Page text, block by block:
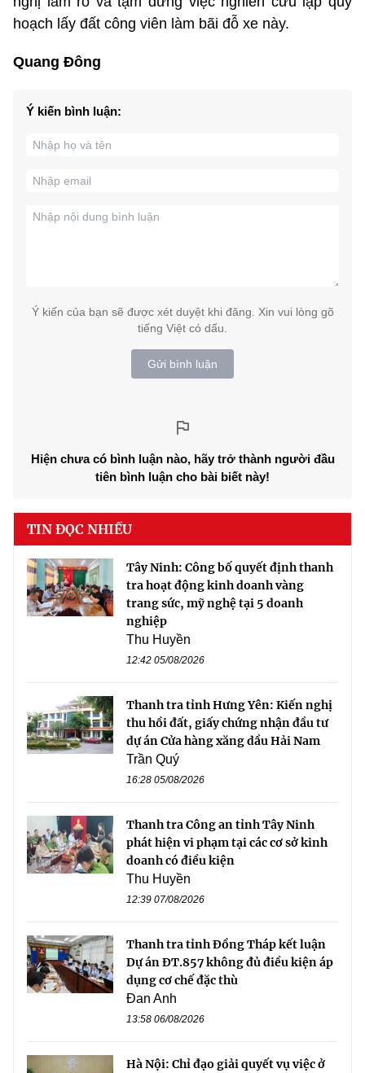
hoạch lấy đất công viên làm bãi đỗ xe này.
Quang Đông
Ý kiến bình luận:
Ý kiến của bạn sẽ được xét duyệt khi đăng. Xin vui lòng gõ
tiếng Việt có dấu.
Gửi bình luận
Hiện chưa có bình luận nào, hãy trở thành người đầu
tiên bình luận cho bài biết này!
TIN ĐỌC NHIỀU
Tây Ninh: Công bố quyết định thanh
tra hoạt động kinh doanh vàng
trang sức, mỹ nghệ tại 5 doanh
nghiệp
Thu Huyền
12:42 05/08/2026
Thanh tra tỉnh Hưng Yên: Kiến nghị
thu hồi đất, giấy chứng nhận đầu tư
dự án Cửa hàng xăng dầu Hải Nam
Trần Quý
16:28 05/08/2026
Thanh tra Công an tỉnh Tây Ninh
phát hiện vi phạm tại các cơ sở kinh
doanh có điều kiện
Thu Huyền
12:39 07/08/2026
Thanh tra tỉnh Đồng Tháp kết luận
Dự án ĐT.857 không đủ điều kiện áp
dụng cơ chế đặc thù
Đan Anh
13:58 06/08/2026
Hà Nội: Chỉ đạo giải quyết vụ việc ở